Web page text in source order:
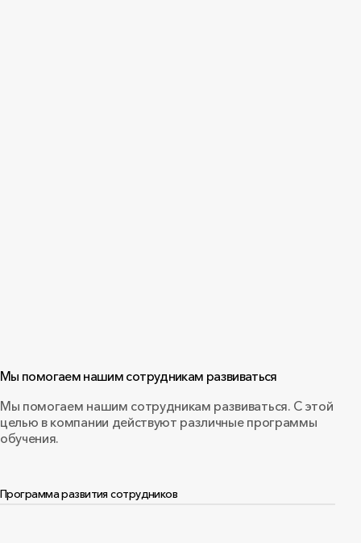
Мы помогаем нашим сотрудникам развиваться
Мы помогаем нашим сотрудникам развиваться. С этой
целью в компании действуют различные программы
обучения.
Программа развития сотрудников